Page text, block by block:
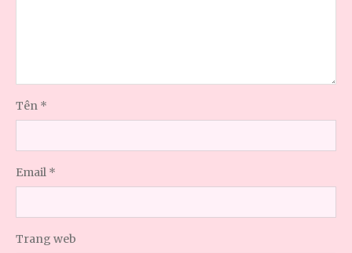
Tên *
Email *
Trang web